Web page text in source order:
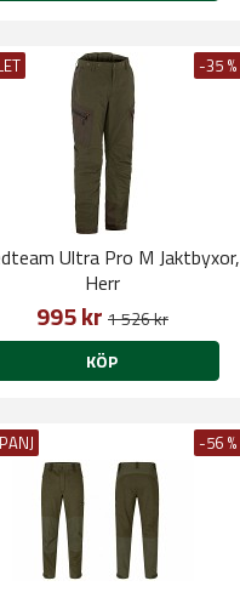
-35 %
Ultra Pro M Jaktbyxor,
Herr
995 kr 1 526 kr
KÖP
-56 %